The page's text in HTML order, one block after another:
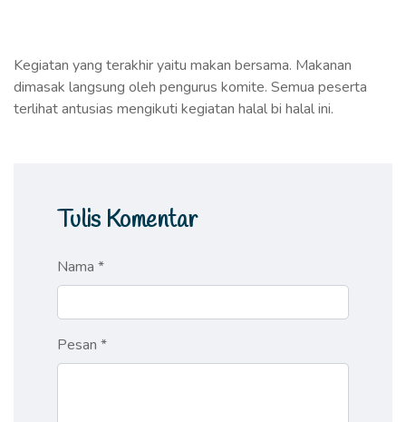
Kegiatan yang terakhir yaitu makan bersama. Makanan
dimasak langsung oleh pengurus komite. Semua peserta
terlihat antusias mengikuti kegiatan halal bi halal ini.
Tulis Komentar
Nama *
Pesan *